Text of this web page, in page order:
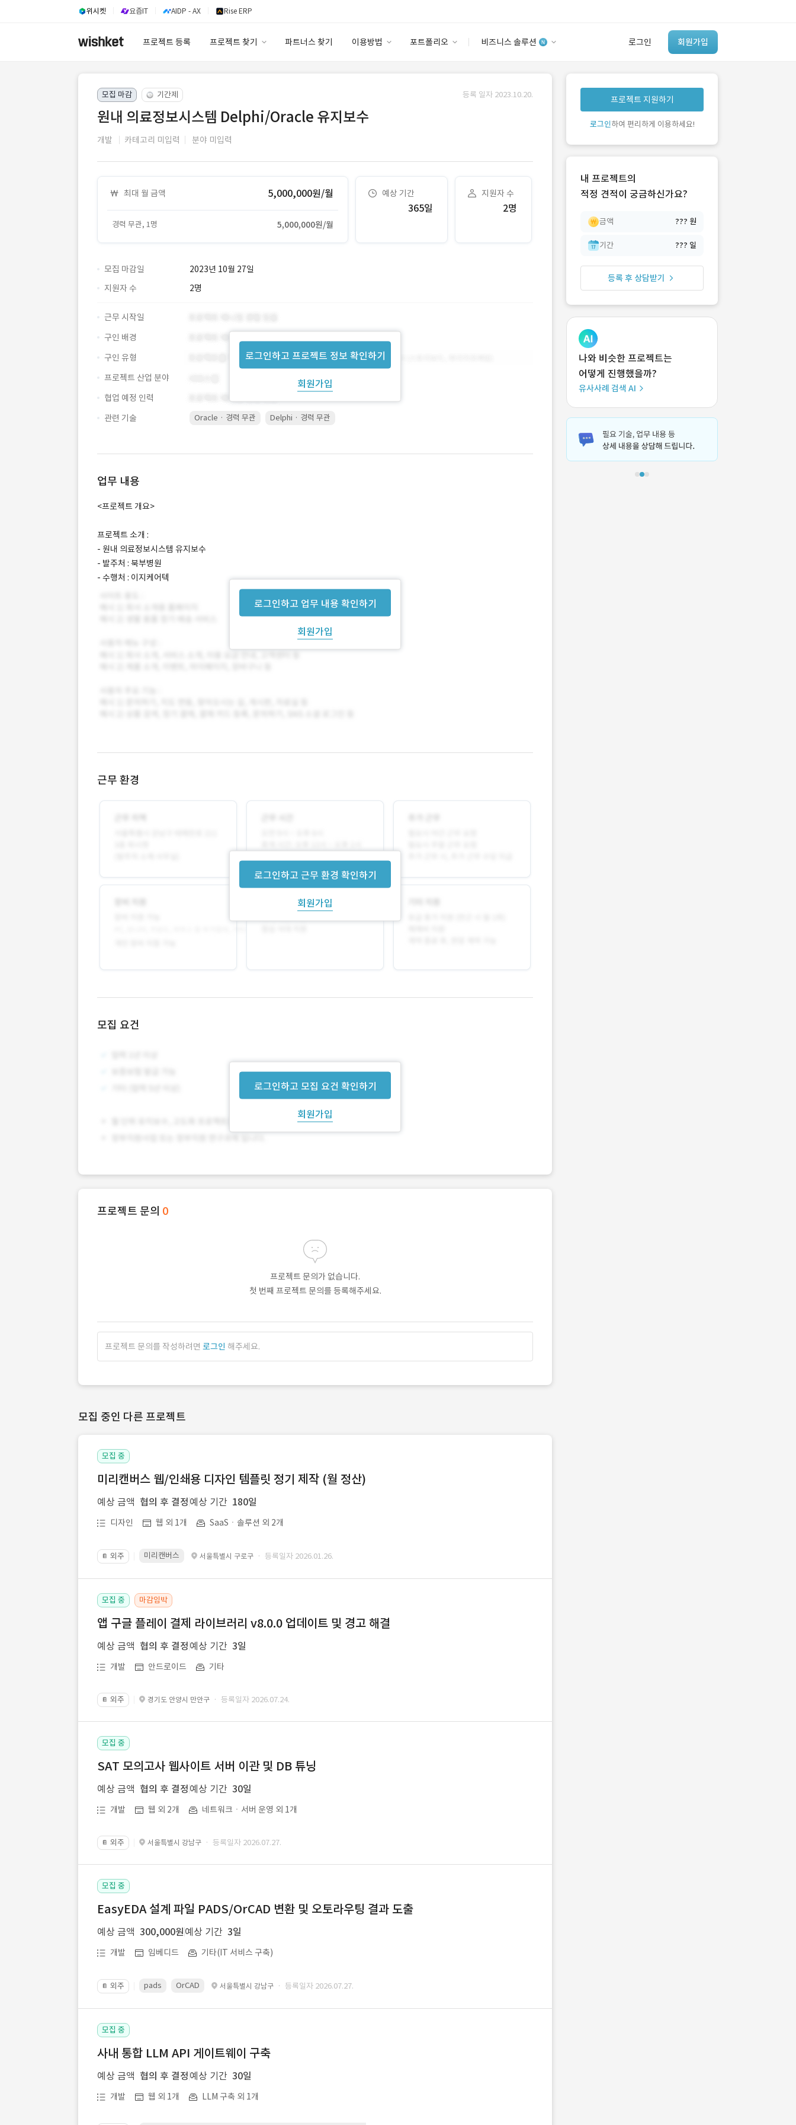
위시켓 요즘IT AIDP - AX Rise ERP
프로젝트 등록 프로젝트 찾기 파트너스 찾기 이용방법 포트폴리오 비즈니스 솔루션 로그인 회원가입
이용요금
고객센터
안심 코드 케어
유사사례 검색 AI
‘이런 거’ 만들어본
개발 회사 있어?
모집 마감 기간제 등록 일자 2023.10.20.
원내 의료정보시스템 Delphi/Oracle 유지보수
개발 카테고리 미입력 분야 미입력
최대 월 금액 5,000,000원/월
경력 무관, 1명 5,000,000원/월
예상 기간
365일
지원자 수
2명
모집 마감일
2023년 10월 27일
지원자 수
2명
로그인하고 프로젝트 정보 확인하기
회원가입
근무 시작일
구인 배경
구인 유형
프로젝트 산업 분야
협업 예정 인력
관련 기술
Oracle · 경력 무관 Delphi · 경력 무관
업무 내용
로그인하고 업무 내용 확인하기
회원가입
<프로젝트 개요>
프로젝트 소개 :
- 원내 의료정보시스템 유지보수
- 발주처 : 북부병원
- 수행처 : 이지케어텍
근무 환경
로그인하고 근무 환경 확인하기
회원가입
모집 요건
로그인하고 모집 요건 확인하기
회원가입
프로젝트 문의 0
프로젝트 문의가 없습니다.
첫 번째 프로젝트 문의를 등록해주세요.
프로젝트 문의를 작성하려면 로그인 해주세요.
모집 중인 다른 프로젝트
모집 중
미리캔버스 웹/인쇄용 디자인 템플릿 정기 제작 (월 정산)
예상 금액 협의 후 결정 예상 기간 180일
디자인 웹 외 1개 SaaSㆍ솔루션 외 2개
📔 외주 미리캔버스 서울특별시 구로구 · 등록일자 2026.01.26.
모집 중 마감임박
앱 구글 플레이 결제 라이브러리 v8.0.0 업데이트 및 경고 해결
예상 금액 협의 후 결정 예상 기간 3일
개발 안드로이드 기타
📔 외주 경기도 안양시 만안구 · 등록일자 2026.07.24.
모집 중
SAT 모의고사 웹사이트 서버 이관 및 DB 튜닝
예상 금액 협의 후 결정 예상 기간 30일
개발 웹 외 2개 네트워크ㆍ서버 운영 외 1개
📔 외주 서울특별시 강남구 · 등록일자 2026.07.27.
모집 중
EasyEDA 설계 파일 PADS/OrCAD 변환 및 오토라우팅 결과 도출
예상 금액 300,000원 예상 기간 3일
개발 임베디드 기타(IT 서비스 구축)
📔 외주 pads OrCAD 서울특별시 강남구 · 등록일자 2026.07.27.
모집 중
사내 통합 LLM API 게이트웨이 구축
예상 금액 협의 후 결정 예상 기간 30일
개발 웹 외 1개 LLM 구축 외 1개
프로젝트 지원하기
로그인하여 편리하게 이용하세요!
내 프로젝트의
적정 견적이 궁금하신가요?
금액 ??? 원
기간 ??? 일
등록 후 상담받기
나와 비슷한 프로젝트는
어떻게 진행했을까?
유사사례 검색 AI